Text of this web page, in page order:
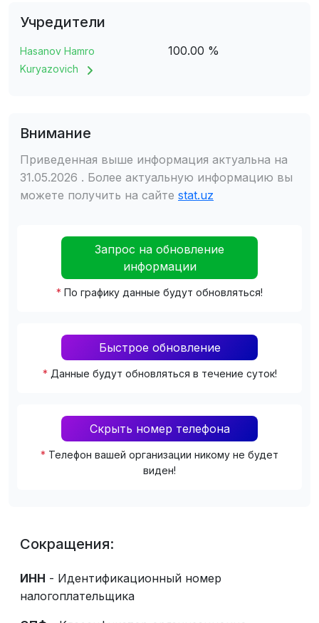
Учредители
Hasanov Hamro
Kuryazovich
100.00 %
Внимание
Приведенная выше информация актуальна на
31.05.2026 . Более актуальную информацию вы
можете получить на сайте stat.uz
Запрос на обновление
информации
* По графику данные будут обновляться!
Быстрое обновление
* Данные будут обновляться в течение суток!
Скрыть номер телефона
* Телефон вашей организации никому не будет
виден!
Сокращения:
ИНН - Идентификационный номер
налогоплательщика